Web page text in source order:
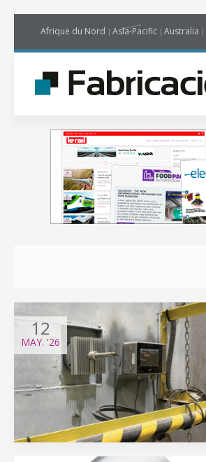
Afrique du Nord Asia-Pacific Australia
12
MAY. '26